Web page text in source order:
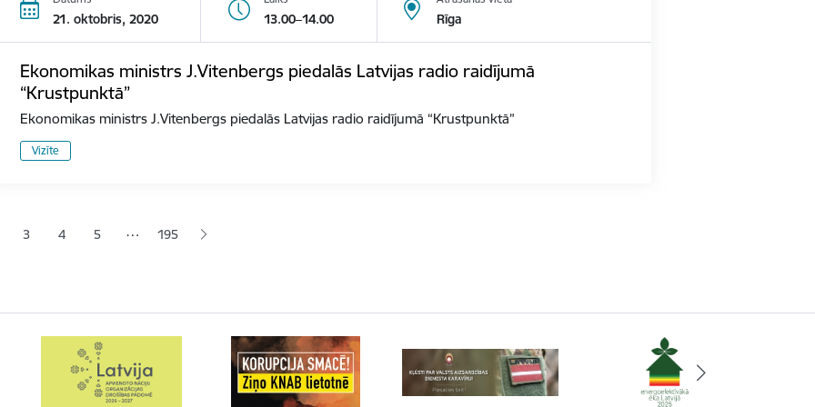
21. oktobris, 2020 13.00–14.00 Rīga
Ekonomikas ministrs J.Vitenbergs piedalās Latvijas radio raidījumā
“Krustpunktā”
Ekonomikas ministrs J.Vitenbergs piedalās Latvijas radio raidījumā “Krustpunktā”
Vizīte
lapaLapa
3 Lapa
4 Lapa
5 … 195